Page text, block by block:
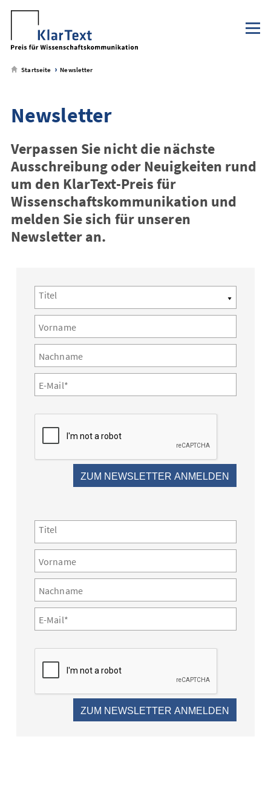
zum
Metamenü
zum
Hauptmenü
zum
Seiteninhalt
zum
Footer-
Menü
Startseite Newsletter
Newsletter
Verpassen Sie nicht die nächste
Ausschreibung oder Neuigkeiten rund
um den KlarText-Preis für
Wissenschaftskommunikation und
melden Sie sich für unseren
Newsletter an.
Titel
Vorname
Nachname
E-Mail*
ZUM NEWSLETTER ANMELDEN
Titel
Vorname
Nachname
E-Mail*
ZUM NEWSLETTER ANMELDEN